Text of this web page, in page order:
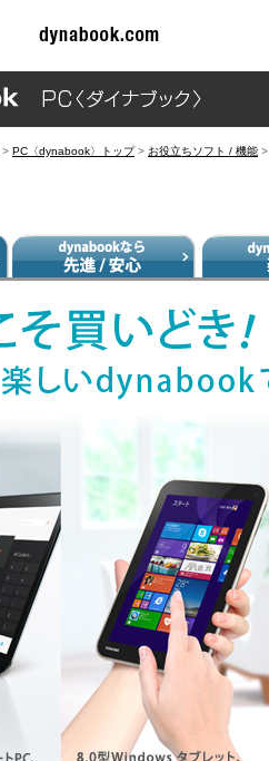
> PC〈dynabook〉トップ> お役立ちソフト / 機能